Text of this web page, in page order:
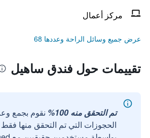
مركز أعمال
عرض جميع وسائل الراحة وعددها 68
تقييمات حول فندق ساهيل
تم التحقق منه 100%
نقوم بجمع
الحجوزات التي تم التحقق منها فقط